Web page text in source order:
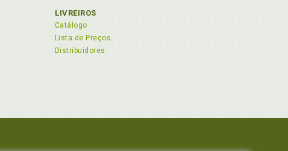
LIVREIROS
Catálogo
Lista de Preços
Distribuidores